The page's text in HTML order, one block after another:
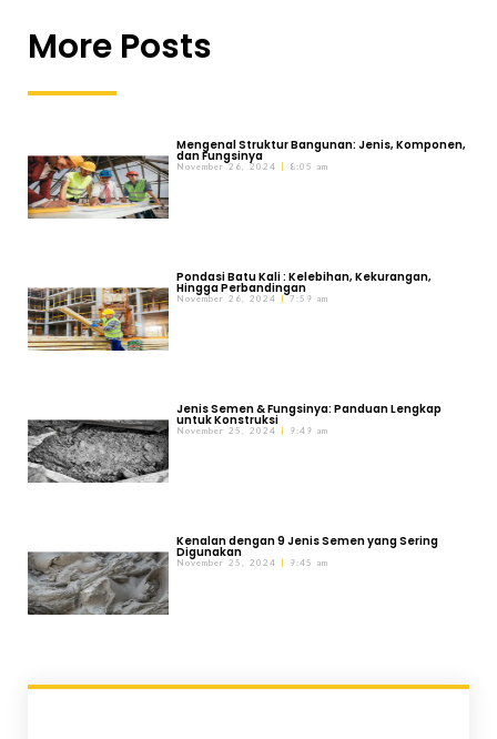
More Posts
Mengenal Struktur Bangunan: Jenis, Komponen,
dan Fungsinya
November 26, 2024 8:05 am
Pondasi Batu Kali : Kelebihan, Kekurangan,
Hingga Perbandingan
November 26, 2024 7:59 am
Jenis Semen & Fungsinya: Panduan Lengkap
untuk Konstruksi
November 25, 2024 9:49 am
Kenalan dengan 9 Jenis Semen yang Sering
Digunakan
November 25, 2024 9:45 am